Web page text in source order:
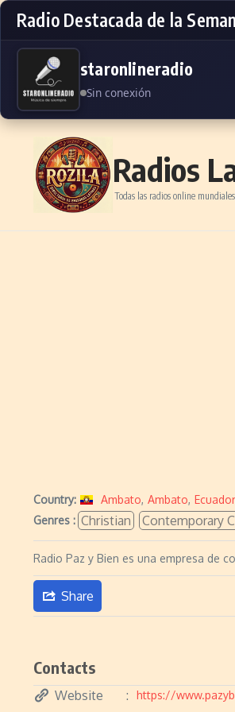
Radio Destacada de la
staronlineradio
Sin conexión
Skip to content
Radios
Todas las radios online
Country: Ambato, Ambato, Ecuador
Genres : Christian Contemporary
Radio Paz y Bien es una empresa de
Share
Contacts
Website https://